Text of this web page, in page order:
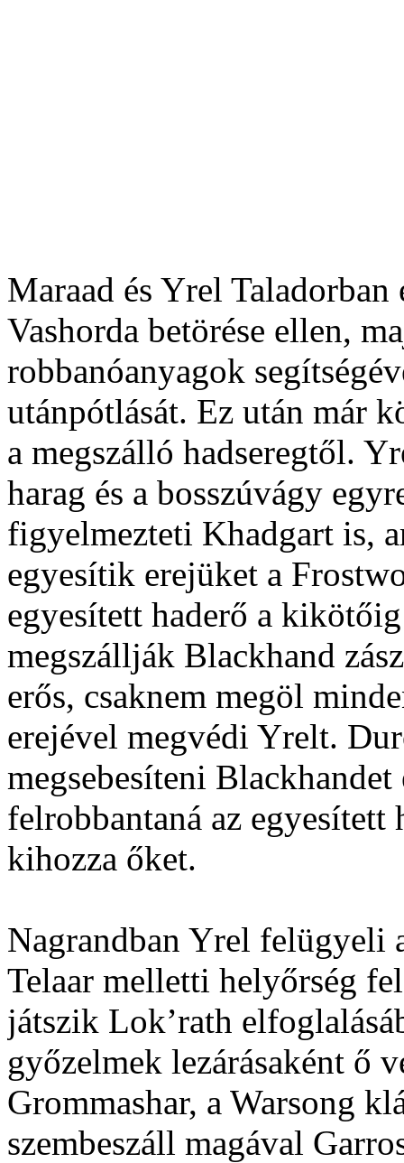
Maraad és Yrel
Vashorda betörése ellen,
robbanóanyagok
utánpótlását. Ez után már
a megszálló hadseregtől.
harag és a bosszúvágy
figyelmezteti Khadgart is,
egyesítik erejüket a
egyesített haderő a
megszállják Blackhand
erős, csaknem megöl
erejével megvédi Yrelt.
megsebesíteni
felrobbantaná az egyesített
kihozza őket.
Nagrandban Yrel felügyeli
Telaar melletti helyőrség
játszik Lok’rath
győzelmek lezárásaként ő
Grommashar, a Warsong
szembeszáll magával